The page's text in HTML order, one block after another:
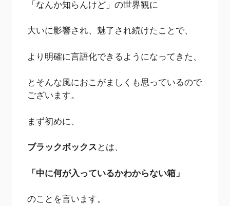
「なんか知らんけど」の世界観に
大いに影響され、魅了され続けたことで、
より明確に言語化できるようになってきた、
とそんな風におこがましくも思っているので
ございます。
まず初めに、
ブラックボックスとは、
「中に何が入っているかわからない箱」
のことを言います。